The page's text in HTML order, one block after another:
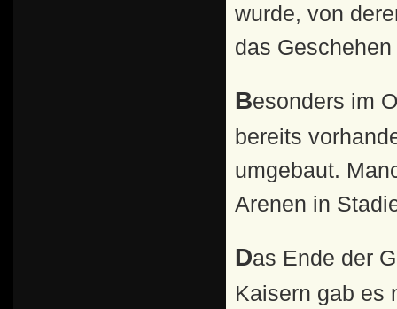
wurde, von
das
Besonders im Osten des Römischen Reiches wurden
bereits
umgebaut.
Arenen in
Das Ende der Gladiatorenkämpfe:Unter den römischen
Kaisern gab es